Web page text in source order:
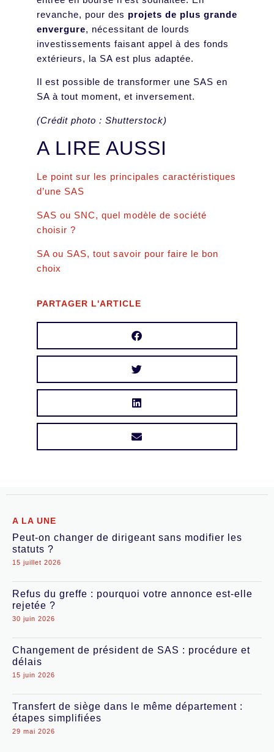
revanche, pour des projets de plus grande
envergure, nécessitant de lourds
investissements faisant appel à des fonds
extérieurs, la SA est plus adaptée.
Il est possible de transformer une SAS en
SA à tout moment, et inversement.
(Crédit photo : Shutterstock)
A LIRE AUSSI
Le point sur les principales caractéristiques
d’une SAS
SAS ou SNC, quel modèle de société
choisir ?
SA ou SAS, tout savoir pour faire le bon
choix
PARTAGER L'ARTICLE
A LA UNE
Peut-on changer de dirigeant sans modifier les
statuts ?
15 juillet 2026
Refus du greffe : pourquoi votre annonce est-elle
rejetée ?
30 juin 2026
Changement de président de SAS : procédure et
délais
15 juin 2026
Transfert de siège dans le même département :
étapes simplifiées
29 mai 2026